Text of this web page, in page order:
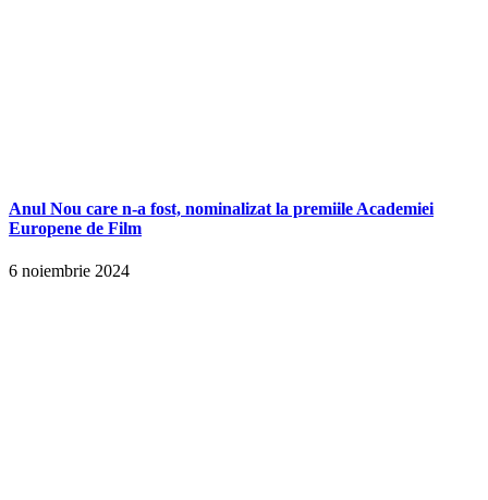
Anul Nou care n-a fost, nominalizat la premiile Academiei
Europene de Film
6 noiembrie 2024